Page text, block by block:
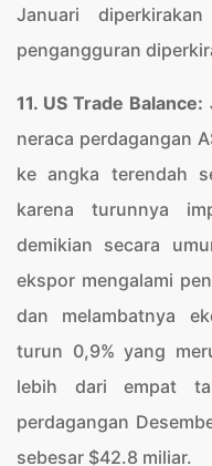
Januari
pengangguran
11. US Trade
neraca perdagangan
ke angka terendah
karena turunnya
demikian secara
ekspor mengalami
dan melambatnya
turun 0,9% yang
lebih dari empat
perdagangan
sebesar $42.8 miliar.